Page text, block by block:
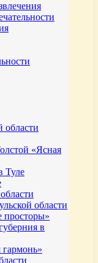
области
«Ясная
Туле
области
просторы»
в
гармонь»